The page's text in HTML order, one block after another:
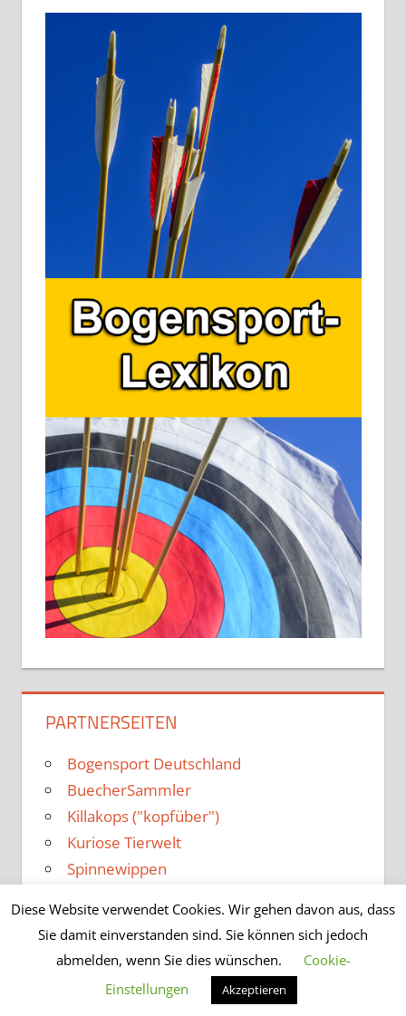
PARTNERSEITEN
Bogensport Deutschland
BuecherSammler
Killakops ("kopfüber")
Kuriose Tierwelt
Spinnewippen
WordPress-Theme: Tortuga von ThemeZee.
Diese Website verwendet Cookies. Wir gehen davon aus, dass
Sie damit einverstanden sind. Sie können sich jedoch
abmelden, wenn Sie dies wünschen.
Cookie-
Einstellungen
Akzeptieren